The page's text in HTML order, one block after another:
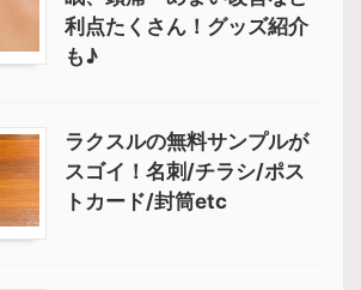
利点たくさん！グッズ紹介
も♪
ラクスルの無料サンプルが
スゴイ！名刺/チラシ/ポス
トカード/封筒etc